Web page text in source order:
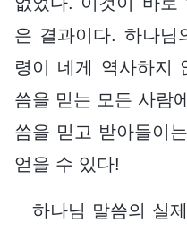
은 결과이다. 하나님
령이 네게 역사하지
씀을 믿는 모든 사람
씀을 믿고 받아들이
얻을 수 있다!
하나님 말씀의 실